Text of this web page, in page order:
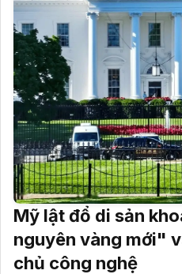
Mỹ lật đổ di sản
nguyên vàng mới"
chủ công nghệ